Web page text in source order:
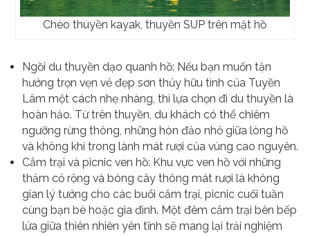
Chèo thuyền kayak, thuyền SUP trên mặt hồ
Ngồi du thuyền dạo quanh hồ: Nếu bạn muốn tận
hưởng trọn vẹn vẻ đẹp sơn thủy hữu tình của Tuyền
Lâm một cách nhẹ nhàng, thì lựa chọn đi du thuyền là
hoàn hảo. Từ trên thuyền, du khách có thể chiêm
ngưỡng rừng thông, những hòn đảo nhỏ giữa lòng hồ
và không khí trong lành mát rượi của vùng cao nguyên.
Cắm trại và picnic ven hồ: Khu vực ven hồ với những
thảm cỏ rộng và bóng cây thông mát rượi là không
gian lý tưởng cho các buổi cắm trại, picnic cuối tuần
cùng bạn bè hoặc gia đình. Một đêm cắm trại bên bếp
lửa giữa thiên nhiên yên tĩnh sẽ mang lại trải nghiệm